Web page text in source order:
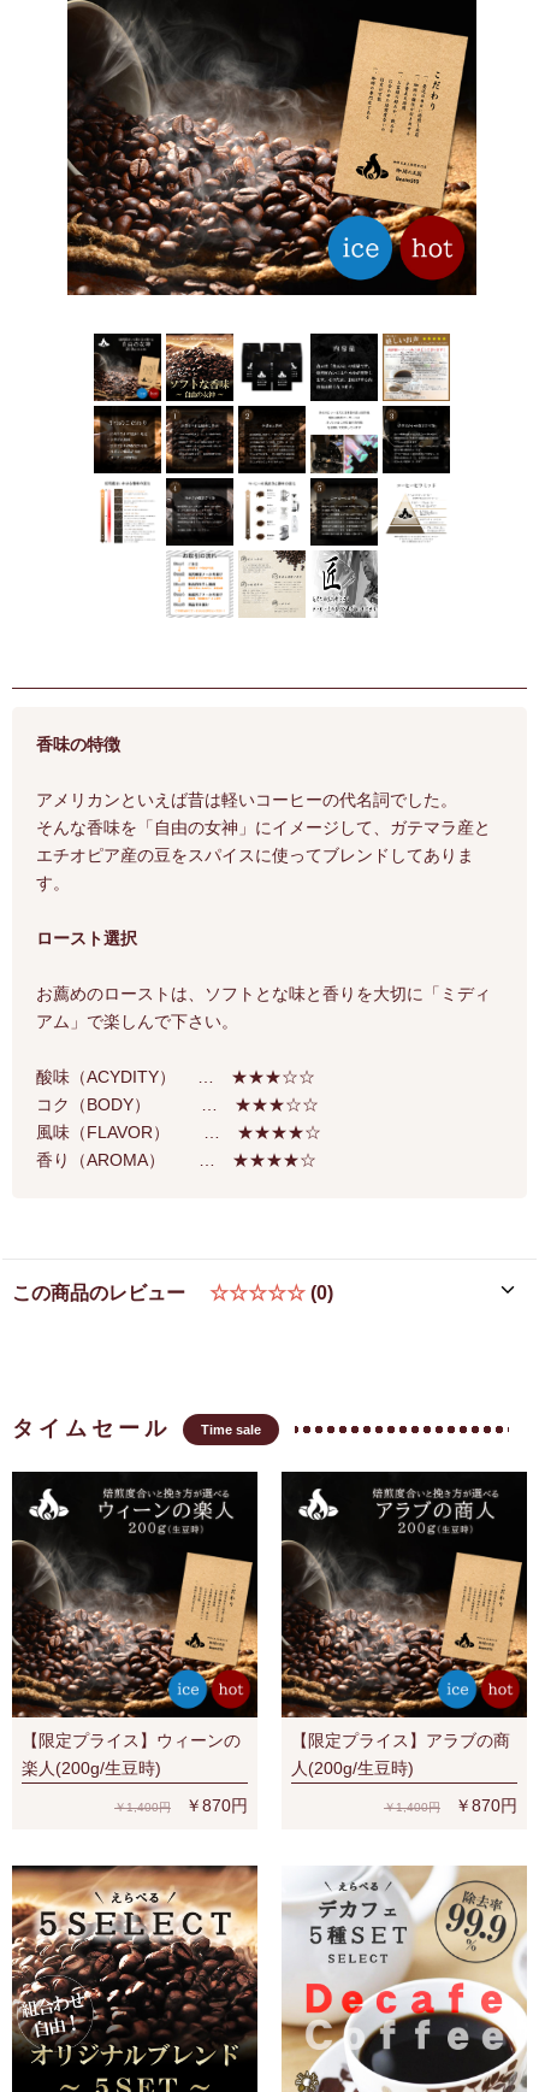
香味の特徴
アメリカンといえば昔は軽いコーヒーの代名詞でした。
そんな香味を「自由の女神」にイメージして、ガテマラ産と
エチオピア産の豆をスパイスに使ってブレンドしてありま
す。
ロースト選択
お薦めのローストは、ソフトとな味と香りを大切に「ミディ
アム」で楽しんで下さい。
酸味（ACYDITY） … ★★★☆☆
コク（BODY） … ★★★☆☆
風味（FLAVOR） … ★★★★☆
香り（AROMA） … ★★★★☆
この商品のレビュー ☆☆☆☆☆ (0)
タイムセール Time sale
【限定プライス】ウィーンの
楽人(200g/生豆時)
￥1,400円 ￥870円
【限定プライス】アラブの商
人(200g/生豆時)
￥1,400円 ￥870円